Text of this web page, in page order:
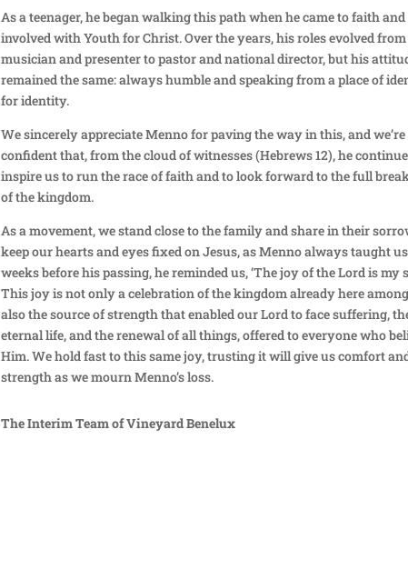
As a teenager, he began walking this path when he came to faith and
involved with Youth for Christ. Over the years, his roles evolved from
musician and presenter topastor andnational director, but his
remained the same: always humble and speaking from a place of
for identity.
We sincerely appreciate Menno for paving the way in this, and we’re
confident that, from the cloud of witnesses (Hebrews 12), he
inspire us to run the race of faith and to look forward to the full
of the kingdom.
As a movement, we stand close to the family and share in their
keep our hearts and eyes fixed on Jesus, as Menno always taught
weeks before his passing, he reminded us, ‘The joy of the Lord is my
This joy is not only a celebration of the kingdom already here
also the source of strength that enabled our Lord to face suffering,
eternal life, and the renewal of all things, offered to everyone who
Him. We hold fast to this same joy, trusting it will give us comfort
strength as we mourn Menno’s loss.
The Interim Team of Vineyard Benelux